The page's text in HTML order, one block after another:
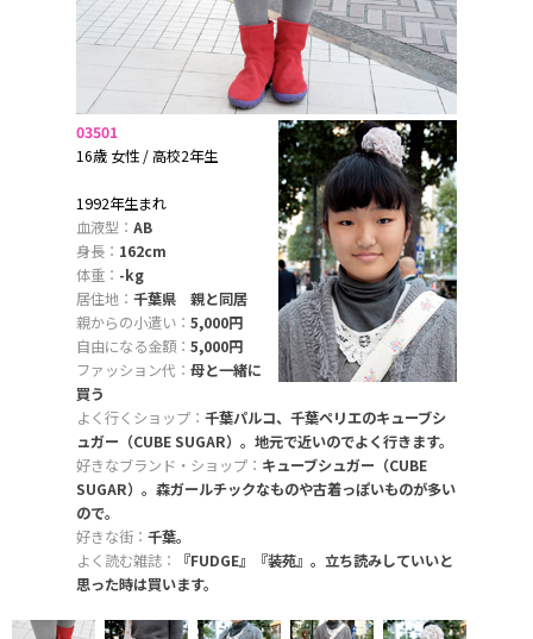
03501
16歳 女性 / 高校2年生
1992年生まれ
血液型： AB
身長： 162cm
体重： -kg
居住地： 千葉県 親と同居
親からの小遣い： 5,000円
自由になる金額： 5,000円
ファッション代： 母と一緒に
買う
よく行くショップ： 千葉パルコ、千葉ペリエのキューブシ
ュガー（CUBE SUGAR）。地元で近いのでよく行きます。
好きなブランド・ショップ： キューブシュガー（CUBE
SUGAR）。森ガールチックなものや古着っぽいものが多い
ので。
好きな街： 千葉。
よく読む雑誌：
『FUDGE』『装苑』。立ち読みしていいと
思った時は買います。